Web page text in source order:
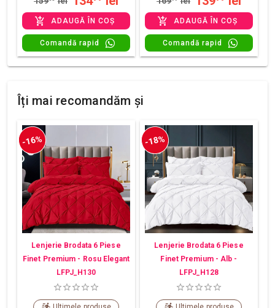
ADAUGĂ ÎN COȘ
Comandă rapid
ADAUGĂ ÎN COȘ
Comandă rapid
Îți mai recomandăm și
-16%
Lenjerie Brodata 6 Piese
Finet Premium - Rosu Elegant
LFPJ_H130
-18%
Lenjerie Brodata 6 Piese
Finet Premium - Alb -
LFPJ_H128